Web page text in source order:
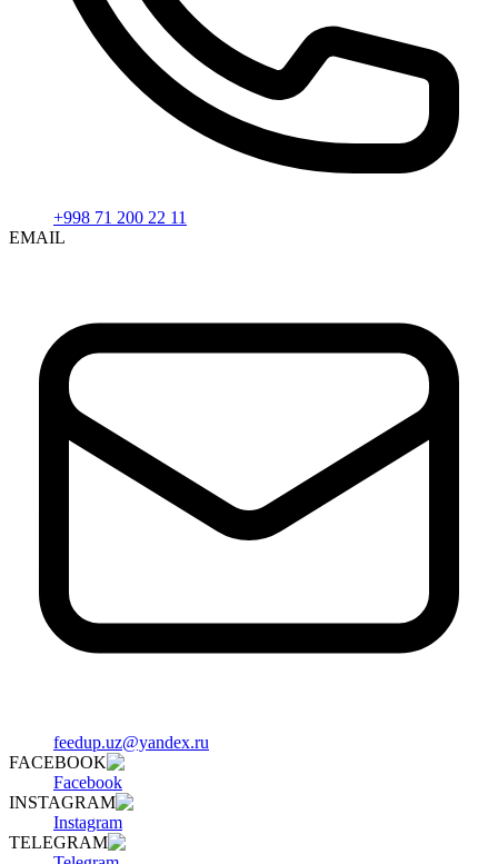
+998 71 200 22 11
EMAIL
feedup.uz@yandex.ru
FACEBOOK
Facebook
INSTAGRAM
Instagram
TELEGRAM